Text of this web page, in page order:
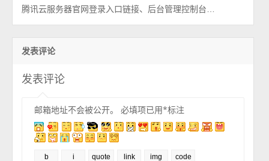
发表评论
发表评论
邮箱地址不会被公开。 必填项已用*标注